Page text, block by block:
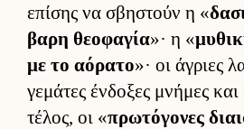
επίσης να σβηστούν η «
βαρη θεοφαγία»· η «
με το αόρατο»· οι άγριες
γεμάτες έν­δοξες μνήμες και
τέλος, οι «πρωτόγονες